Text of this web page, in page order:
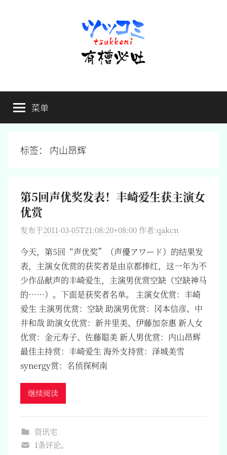
有
槽
必
槽，
毋
菜单
标签： 内山昂辉
第5回声优奖发表！丰崎爱生获主演女
优赏
发布于2011-03-05T21:08:20+08:00 作者:qakcn
今天，第5回“声优奖”（声優アワード）的结果发
表，主演女优赏的获奖者是由京都捧红，这一年为不
少作品献声的丰崎爱生，主演男优赏空缺（空缺神马
的……）。下面是获奖者名单。 主演女优赏：丰崎
爱生 主演男优赏：空缺 助演男优赏：冈本信彦、中
井和哉 助演女优赏：新井里美、伊藤加奈惠 新人女
优赏：金元寿子、佐藤聪美 新人男优赏：内山昂辉
最佳主持赏：丰崎爱生 海外支持赏：泽城美雪
synergy赏：名侦探柯南
继续阅读
资讯宅
1条评论。